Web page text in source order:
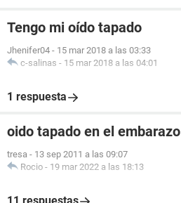
Tengo mi oído tapado
Jhenifer04 - 15 mar 2018 a las 03:33
c-salinas - 15 mar 2018 a las 04:01
1 respuesta
oido tapado en el embarazo
tresa - 13 sep 2011 a las 09:07
Rocio - 19 mar 2022 a las 18:13